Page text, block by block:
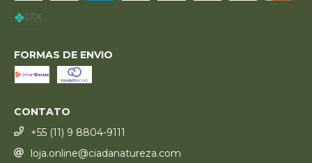
FORMAS DE ENVIO
CONTATO
+55 (11) 9 8804-9111
loja.online@ciadanatureza.com